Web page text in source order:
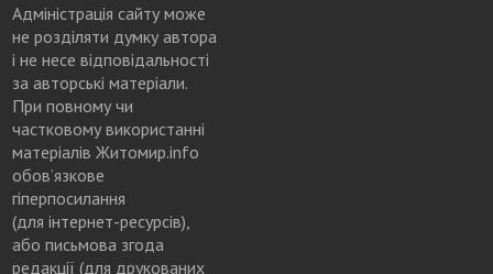
Адміністрація сайту може
не розділяти думку автора
і не несе відповідальності
за авторські матеріали.
При повному чи
частковому використанні
матеріалів Житомир.info
обов’язкове
гіперпосилання
(для інтернет-ресурсів),
або письмова згода
редакції (для друкованих